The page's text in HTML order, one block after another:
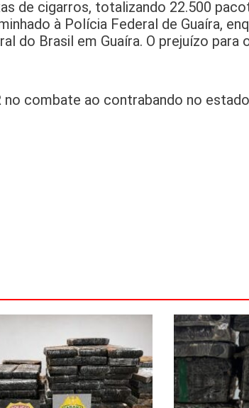
de cigarros, totalizando 22.500
à Polícia Federal de Guaíra,
do Brasil em Guaíra. O prejuízo para
combate ao contrabando no